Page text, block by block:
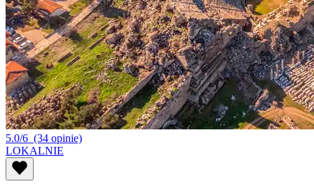
5.0/6 (34 opinie)
LOKALNIE